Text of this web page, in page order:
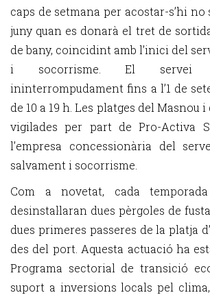
caps de setmana per acostar-s’hi no
juny quan es donarà el tret de
de bany, coincidint amb l’inici del
i socorrisme. El servei
ininterrompudament fins a l’1 de
de 10 a 19 h. Les platges del Masnou i
vigilades per part de Pro-Activa
l’empresa concessionària del
salvament i socorrisme.
Com a novetat, cada temporada
desinstal·laran dues pèrgoles de
dues primeres passeres de la platja
des del port. Aquesta actuació ha
Programa sectorial de transició
suport a inversions locals pel